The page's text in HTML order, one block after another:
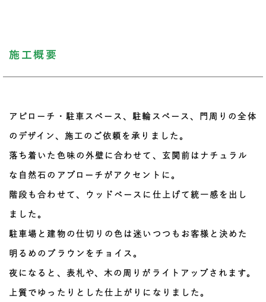
施工概要
アピローチ・駐車スペース、駐輪スペース、門周りの全体
のデザイン、施工のご依頼を承りました。
落ち着いた色味の外壁に合わせて、玄関前はナチュラル
な自然石のアプローチがアクセントに。
階段も合わせて、ウッドベースに仕上げて統一感を出し
ました。
駐車場と建物の仕切りの色は迷いつつもお客様と決めた
明るめのブラウンをチョイス。
夜になると、表札や、木の周りがライトアップされます。
上質でゆったりとした仕上がりになりました。